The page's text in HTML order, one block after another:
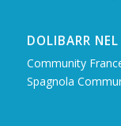
DOLIBARR
Community
Spagnola